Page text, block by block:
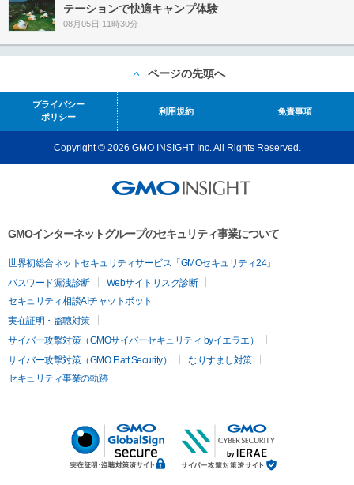
テーションで快適キャンプ体験
08月05日 11時30分
ページの先頭へ
プライバシー
ポリシー
利用規約 免責事項
Copyright © 2026 GMO INSIGHT Inc. All Rights Reserved.
GMOインターネットグループのセキュリティ事業について
世界初総合ネットセキュリティサービス「GMOセキュリティ24」
パスワード漏洩診断
Webサイトリスク診断
セキュリティ相談AIチャットボット
実在証明・盗聴対策
サイバー攻撃対策（GMOサイバーセキュリティ byイエラエ）
サイバー攻撃対策（GMO Flatt Security）
なりすまし対策
セキュリティ事業の軌跡